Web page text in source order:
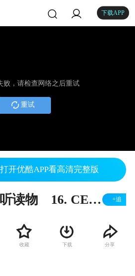
下载APP
败，请检查网络之后重试
重试
开优酷APP看高清完整版
世界语高级视听读物 16. CERVIDO ŜAJNIGANTA MORTON +追
收藏 下载 分享